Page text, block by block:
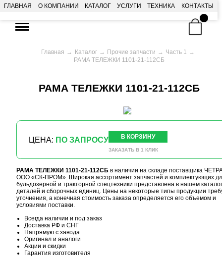
ГЛАВНАЯ О КОМПАНИИ КАТАЛОГ УСЛУГИ ТЕХНИКА КОНТАКТЫ
Главная Каталог Прочие запчасти
Часть 1
РАМА ТЕЛЕЖКИ 1101-21-112СБ
РАМА ТЕЛЕЖКИ 1101-21-112СБ
ЦЕНА: ПО ЗАПРОСУ В КОРЗИНУ
ЗАКАЗАТЬ В 1 КЛИК
РАМА ТЕЛЕЖКИ 1101-21-112СБв наличии на складе поставщика
ООО «СК-ПРОМ». Широкая ассортимент запчастей и комплектующих
бульдозерной и тракторной спецтехники представлена в нашем
деталей и сборочных единиц. Цены на некоторые типы продукции
уточнения, а конечная стоимость заказа определяется его объемом и
условиями поставки.
Всегда наличии и под заказ
Доставка РФ и СНГ
Напрямую с завода
Оригинал и аналоги
Акции и скидки
Гарантия изготовителя